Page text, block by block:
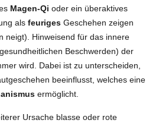
Magen-Qi oder ein überaktives
alsfeurigesGeschehen zeigen
neigt). Hinweisend für das innere
Beschwerden) der
wird. Dabei ist zu unterscheiden,
beeinflusst, welches eine
ermöglicht.
Ursache blasse oder rote